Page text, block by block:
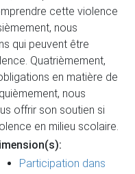
cette violence
nous
qui peuvent être
Quatrièmement,
en matière de
nous
offrir son soutien si
en milieu scolaire.
Participation dans